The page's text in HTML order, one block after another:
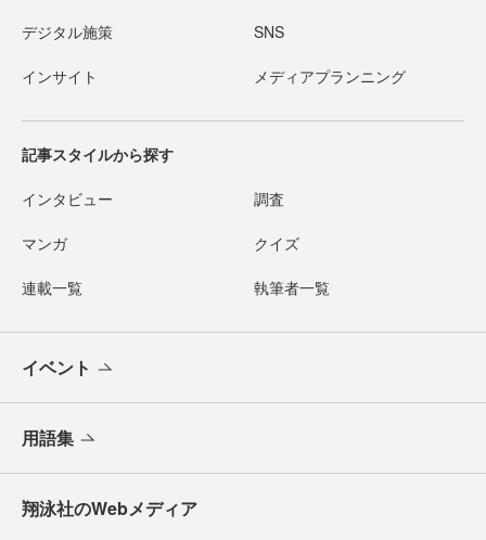
デジタル施策 SNS
インサイト メディアプランニング
記事スタイルから探す
インタビュー 調査
マンガ クイズ
連載一覧 執筆者一覧
イベント
用語集
翔泳社のWebメディア